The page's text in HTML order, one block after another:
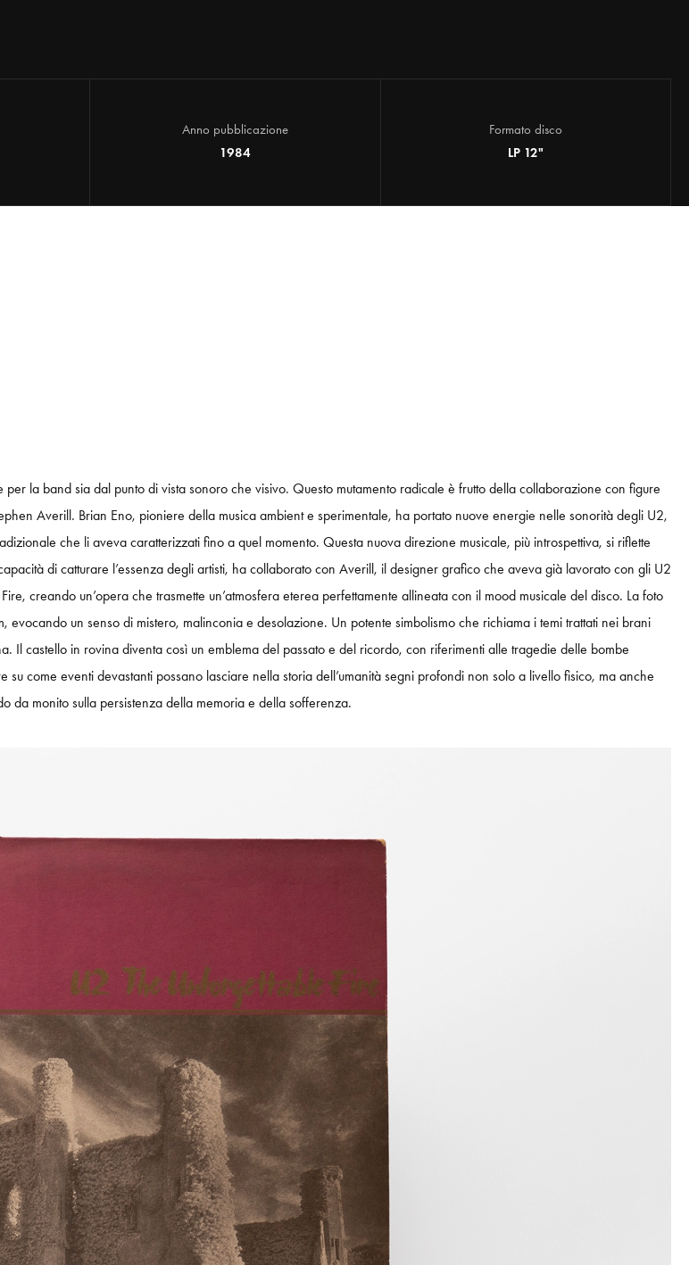
Anno pubblicazione
1984
Formato disco
LP 12"
la band sia dal punto di vista sonoro che visivo. Questo mutamento radicale è frutto della collaborazione con figure
Averill. Brian Eno, pioniere della musica ambient e sperimentale, ha portato nuove energie nelle sonorità degli U2,
che li aveva caratterizzati fino a quel momento. Questa nuova direzione musicale, più introspettiva, si riflette
di catturare l’essenza degli artisti, ha collaborato con Averill, il designer grafico che aveva già lavorato con gli U2
creando un’opera che trasmette un’atmosfera eterea perfettamente allineata con il mood musicale del disco. La foto
un senso di mistero, malinconia e desolazione. Un potente simbolismo che richiama i temi trattati nei brani
Il castello in rovina diventa così un emblema del passato e del ricordo, con riferimenti alle tragedie delle bombe
come eventi devastanti possano lasciare nella storia dell’umanità segni profondi non solo a livello fisico, ma anche
da monito sulla persistenza della memoria e della sofferenza.